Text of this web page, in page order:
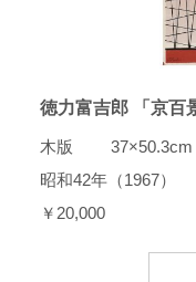
徳力富吉郎 「京
木版 37×50.3cm
昭和42年（1967）
￥20,000